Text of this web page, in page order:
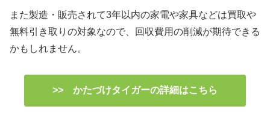
また製造・販売されて3年以内の家電や家具などは買取や
無料引き取りの対象なので、回収費用の削減が期待できる
かもしれません。
>> かたづけタイガーの詳細はこちら